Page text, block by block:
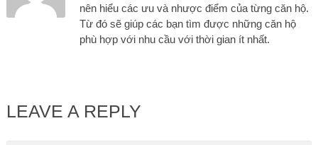
nên hiểu các ưu và nhược điểm của từng căn hộ.
Từ đó sẽ giúp các bạn tìm được những căn hộ
phù hợp với nhu cầu với thời gian ít nhất.
LEAVE A REPLY